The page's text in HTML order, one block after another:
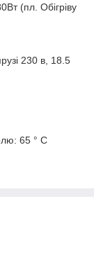
(пл. Обігріву
230 в, 18.5
65 ° C